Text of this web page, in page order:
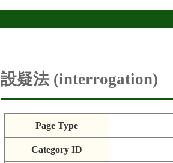
設疑法 (interrogation)
Page Type
Category ID